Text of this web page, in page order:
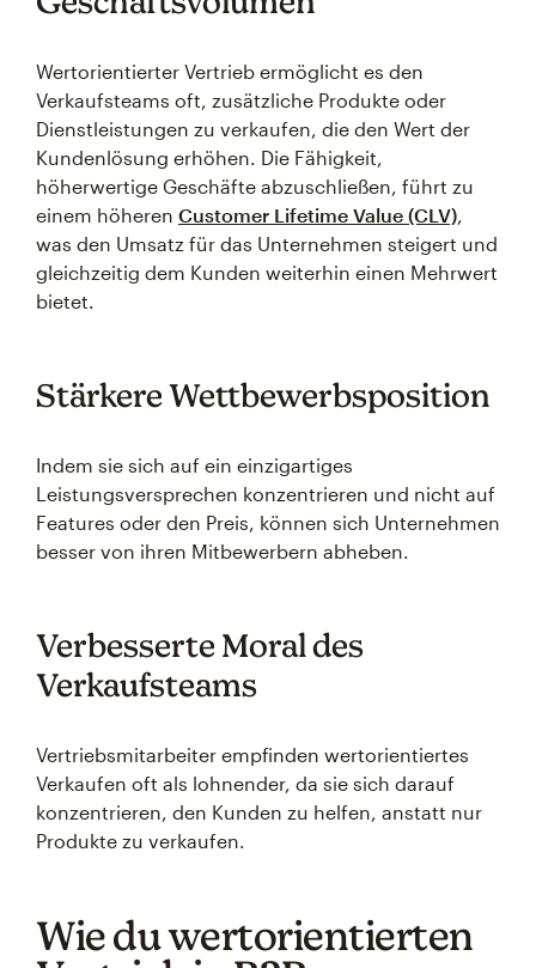
Wertorientierter Vertrieb ermöglicht es den
Verkaufsteams oft, zusätzliche Produkte oder
Dienstleistungen zu verkaufen, die den Wert der
Kundenlösung erhöhen. Die Fähigkeit,
höherwertige Geschäfte abzuschließen, führt zu
einem höheren Customer Lifetime Value (CLV),
was den Umsatz für das Unternehmen steigert und
gleichzeitig dem Kunden weiterhin einen Mehrwert
bietet.
Stärkere Wettbewerbsposition
Indem sie sich auf ein einzigartiges
Leistungsversprechen konzentrieren und nicht auf
Features oder den Preis, können sich Unternehmen
besser von ihren Mitbewerbern abheben.
Verbesserte Moral des
Verkaufsteams
Vertriebsmitarbeiter empfinden wertorientiertes
Verkaufen oft als lohnender, da sie sich darauf
konzentrieren, den Kunden zu helfen, anstatt nur
Produkte zu verkaufen.
Wie du wertorientierten